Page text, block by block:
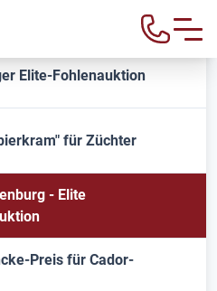
Elite-Fohlenauktion
für Züchter
- Elite
Preis für Cador-